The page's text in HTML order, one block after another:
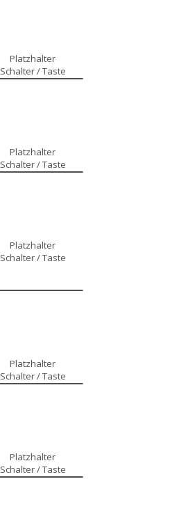
Platzhalter
Schalter / Taste
Platzhalter
Schalter / Taste
Platzhalter
Schalter / Taste
Platzhalter
Schalter / Taste
Platzhalter
Schalter / Taste